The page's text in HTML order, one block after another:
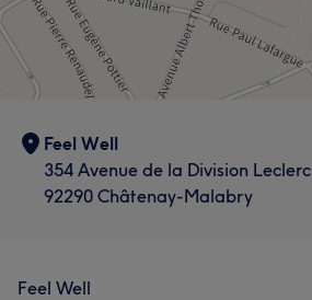
Feel Well
354 Avenue de la Division Leclerc
92290 Châtenay-Malabry
Feel Well